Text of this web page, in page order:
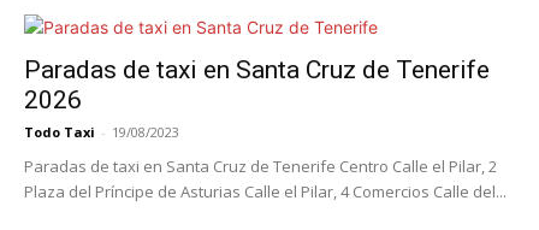
Paradas de taxi en Santa Cruz de Tenerife
2026
Todo Taxi - 19/08/2023
Paradas de taxi en Santa Cruz de Tenerife Centro Calle el Pilar, 2
Plaza del Príncipe de Asturias Calle el Pilar, 4 Comercios Calle del...